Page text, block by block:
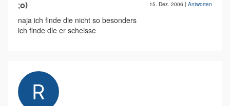
;o) 15. Dez. 2006 | Antworten
naja ich finde die nicht so besonders
ich finde die er scheisse